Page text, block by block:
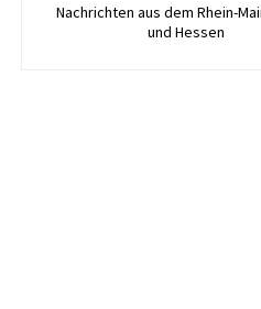
Nachrichten aus dem Rhein-
und Hessen